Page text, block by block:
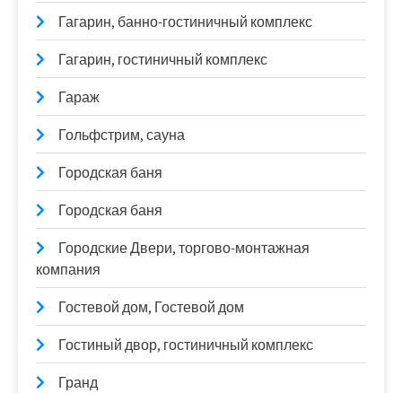
Гагарин, банно-гостиничный комплекс
Гагарин, гостиничный комплекс
Гараж
Гольфстрим, сауна
Городская баня
Городская баня
Городские Двери, торгово-монтажная
компания
Гостевой дом, Гостевой дом
Гостиный двор, гостиничный комплекс
Гранд